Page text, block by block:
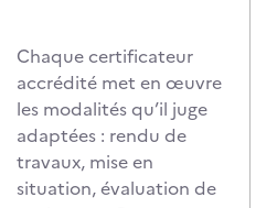
Chaque certificateur
accrédité met en œuvre
les modalités qu’il juge
adaptées : rendu de
travaux, mise en
situation, évaluation de